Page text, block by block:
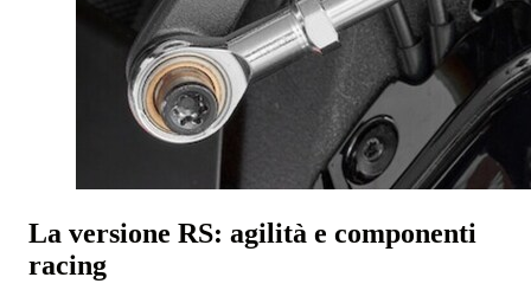
La versione RS: agilità e componenti
racing